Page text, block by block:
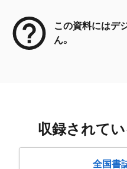
この資料にはデ
ん。
収録されて
全国書